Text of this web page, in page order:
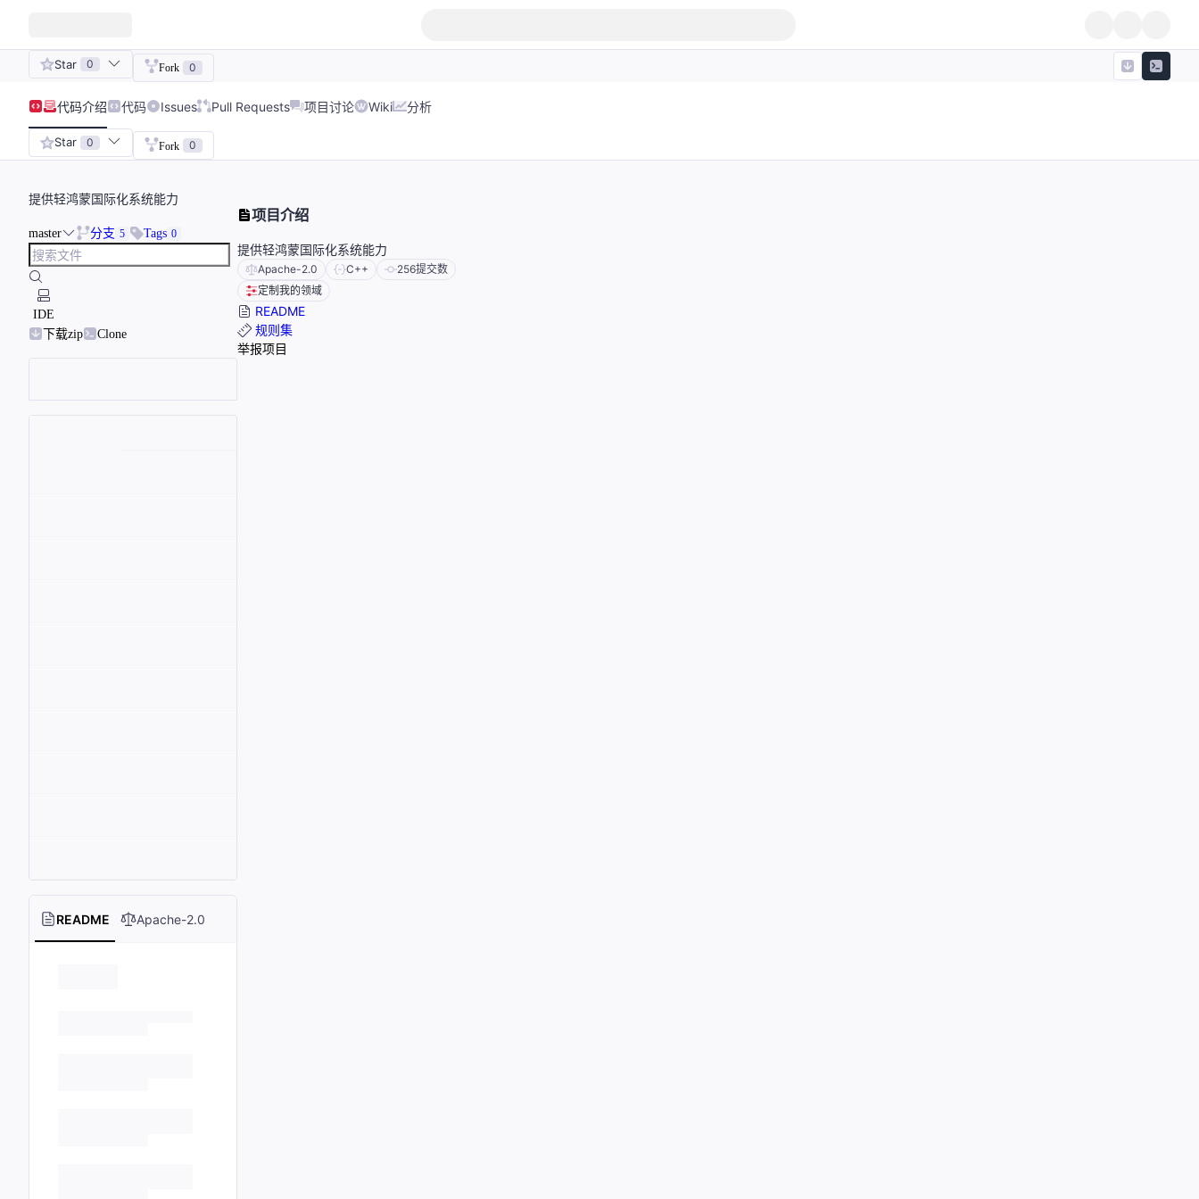
Star 0 Fork 0
代码介绍 代码 Issues Pull Requests 项目讨论 Wiki 分析
Star 0 Fork 0
提供轻鸿蒙国际化系统能力
master 分支 5 Tags 0
IDE
下载zip
Clone
README Apache-2.0
项目介绍
提供轻鸿蒙国际化系统能力
Apache-2.0 C++ 256提交数
定制我的领域
README
规则集
举报项目